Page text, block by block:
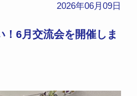
2026年06月09日
6月交流会を開催しま